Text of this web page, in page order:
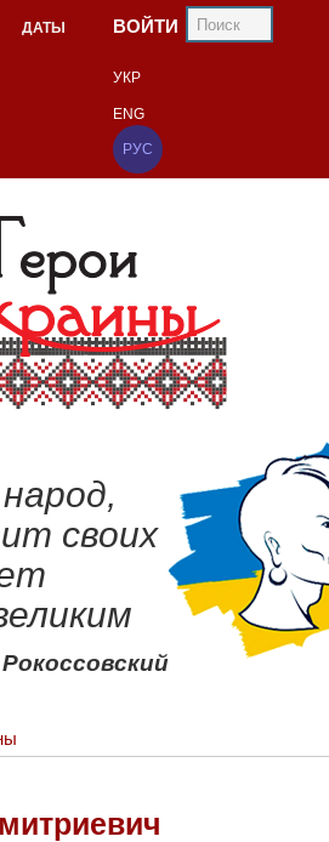
ДАТЫ ВОЙТИ
УКР
ENG
РУС
своих